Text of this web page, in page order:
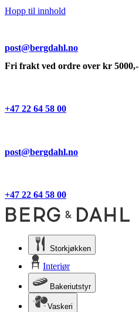
Hopp til innhold
post@bergdahl.no
Fri frakt ved ordre over kr 5000,-
+47 22 64 58 00
post@bergdahl.no
+47 22 64 58 00
Storkjøkken
Interiør
Bakeriutstyr
Vaskeri